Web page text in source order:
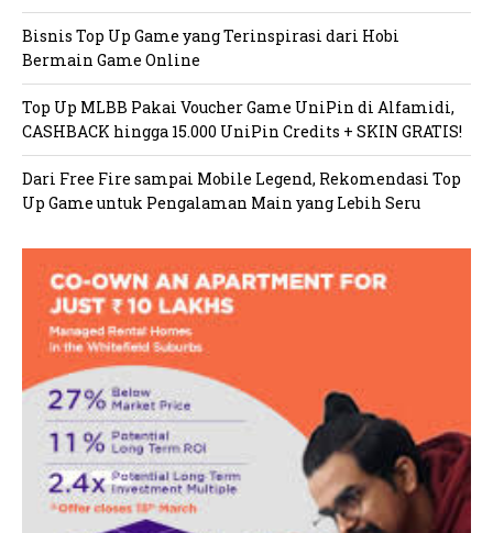
Bisnis Top Up Game yang Terinspirasi dari Hobi
Bermain Game Online
Top Up MLBB Pakai Voucher Game UniPin di Alfamidi,
CASHBACK hingga 15.000 UniPin Credits + SKIN GRATIS!
Dari Free Fire sampai Mobile Legend, Rekomendasi Top
Up Game untuk Pengalaman Main yang Lebih Seru